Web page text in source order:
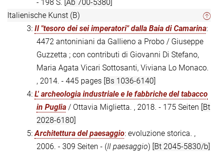
- 198 S. [Ab 700-5380]
Italienische Kunst (B)
3: Il "tesoro dei sei imperatori" dalla Baia di Camarina:
4472 antoniniani da Gallieno a Probo / Giuseppe
Guzzetta ; con contributi di Giovanni Di Stefano,
Maria Agata Vicari Sottosanti, Viviana Lo Monaco.
, 2014. - 445 pages [Bs 1036-6140]
4: L' archeologia industriale e le fabbriche del tabacco
in Puglia / Ottavia Miglietta. , 2018. - 175 Seiten [Bt
2028-6180]
5:Architettura del paesaggio: evoluzione storica. ,
2006. - 309 Seiten - (Il paesaggio) [Bt 2045-5830/b]